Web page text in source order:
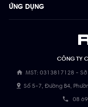
CÔNG TY
MST: 0313817128 -
Số 5-7, Đường B4,
08
ỨNG DỤNG